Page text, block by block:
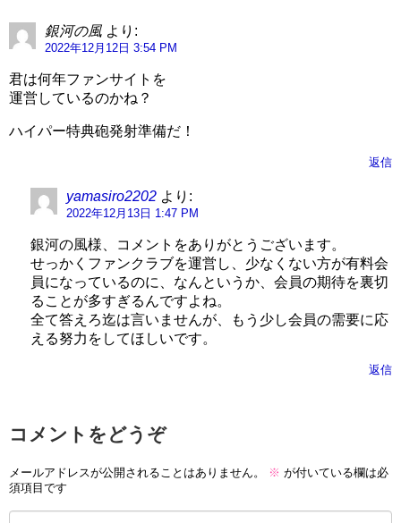
銀河の風 より:
2022年12月12日 3:54 PM
君は何年ファンサイトを
運営しているのかね？
ハイパー特典砲発射準備だ！
返信
yamasiro2202 より:
2022年12月13日 1:47 PM
銀河の風様、コメントをありがとうございます。
せっかくファンクラブを運営し、少なくない方が有料会
員になっているのに、なんというか、会員の期待を裏切
ることが多すぎるんですよね。
全て答えろ迄は言いませんが、もう少し会員の需要に応
える努力をしてほしいです。
返信
コメントをどうぞ
メールアドレスが公開されることはありません。 ※ が付いている欄は必
須項目です